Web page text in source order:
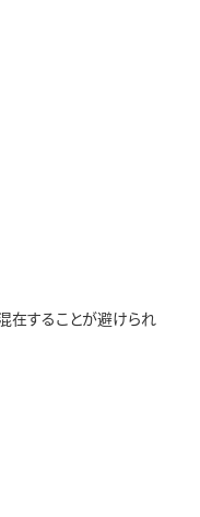
在することが避けられ